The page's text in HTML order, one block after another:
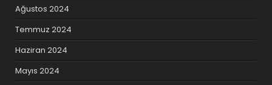
Ağustos 2024
Temmuz 2024
Haziran 2024
Mayıs 2024